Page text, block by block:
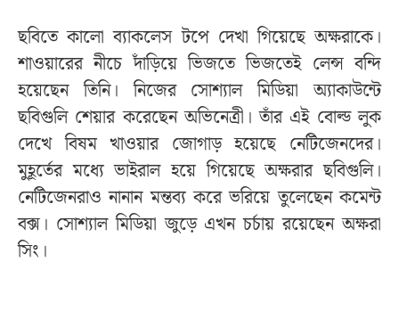
ছবিতে কালো ব্যাকলেস টপে দেখা গিয়েছে অক্ষরাকে।
শাওয়ারের নীচে দাঁড়িয়ে ভিজতে ভিজতেই লেন্স বন্দি
হয়েছেন তিনি। নিজের সোশ্যাল মিডিয়া অ্যাকাউন্টে
ছবিগুলি শেয়ার করেছেন অভিনেত্রী। তাঁর এই বোল্ড লুক
দেখে বিষম খাওয়ার জোগাড় হয়েছে নেটিজেনদের।
মুহূর্তের মধ্যে ভাইরাল হয়ে গিয়েছে অক্ষরার ছবিগুলি।
নেটিজেনরাও নানান মন্তব্য করে ভরিয়ে তুলেছেন কমেন্ট
বক্স। সোশ্যাল মিডিয়া জুড়ে এখন চর্চায় রয়েছেন অক্ষরা
সিং।